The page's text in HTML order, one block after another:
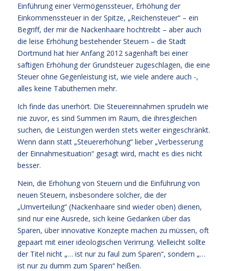
Einführung einer Vermögenssteuer, Erhöhung der
Einkommenssteuer in der Spitze, „Reichensteuer“ – ein
Begriff, der mir die Nackenhaare hochtreibt – aber auch
die leise Erhöhung bestehender Steuern – die Stadt
Dortmund hat hier Anfang 2012 sagenhaft bei einer
saftigen Erhöhung der Grundsteuer zugeschlagen, die eine
Steuer ohne Gegenleistung ist, wie viele andere auch -,
alles keine Tabuthemen mehr.
Ich finde das unerhört. Die Steuereinnahmen sprudeln wie
nie zuvor, es sind Summen im Raum, die ihresgleichen
suchen, die Leistungen werden stets weiter eingeschränkt.
Wenn dann statt „Steuererhöhung“ lieber „Verbesserung
der Einnahmesituation“ gesagt wird, macht es dies nicht
besser.
Nein, die Erhöhung von Steuern und die Einführung von
neuen Steuern, insbesondere solcher, die der
„Umverteilung“ (Nackenhaare sind wieder oben) dienen,
sind nur eine Ausrede, sich keine Gedanken über das
Sparen, über innovative Konzepte machen zu müssen, oft
gepaart mit einer ideologischen Verirrung. Vielleicht sollte
der Titel nicht „… ist nur zu faul zum Sparen“, sondern „…
ist nur zu dumm zum Sparen“ heißen.